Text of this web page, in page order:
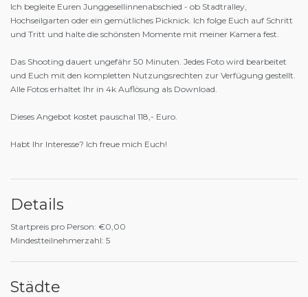
Ich begleite Euren Junggesellinnenabschied - ob Stadtralley,
Hochseilgarten oder ein gemütliches Picknick. Ich folge Euch auf Schritt
und Tritt und halte die schönsten Momente mit meiner Kamera fest.
Das Shooting dauert ungefähr 50 Minuten. Jedes Foto wird bearbeitet
und Euch mit den kompletten Nutzungsrechten zur Verfügung gestellt.
Alle Fotos erhaltet Ihr in 4k Auflösung als Download.
Dieses Angebot kostet pauschal 118,- Euro.
Habt Ihr Interesse? Ich freue mich Euch!
Details
Startpreis pro Person: €0,00
Mindestteilnehmerzahl: 5
Städte